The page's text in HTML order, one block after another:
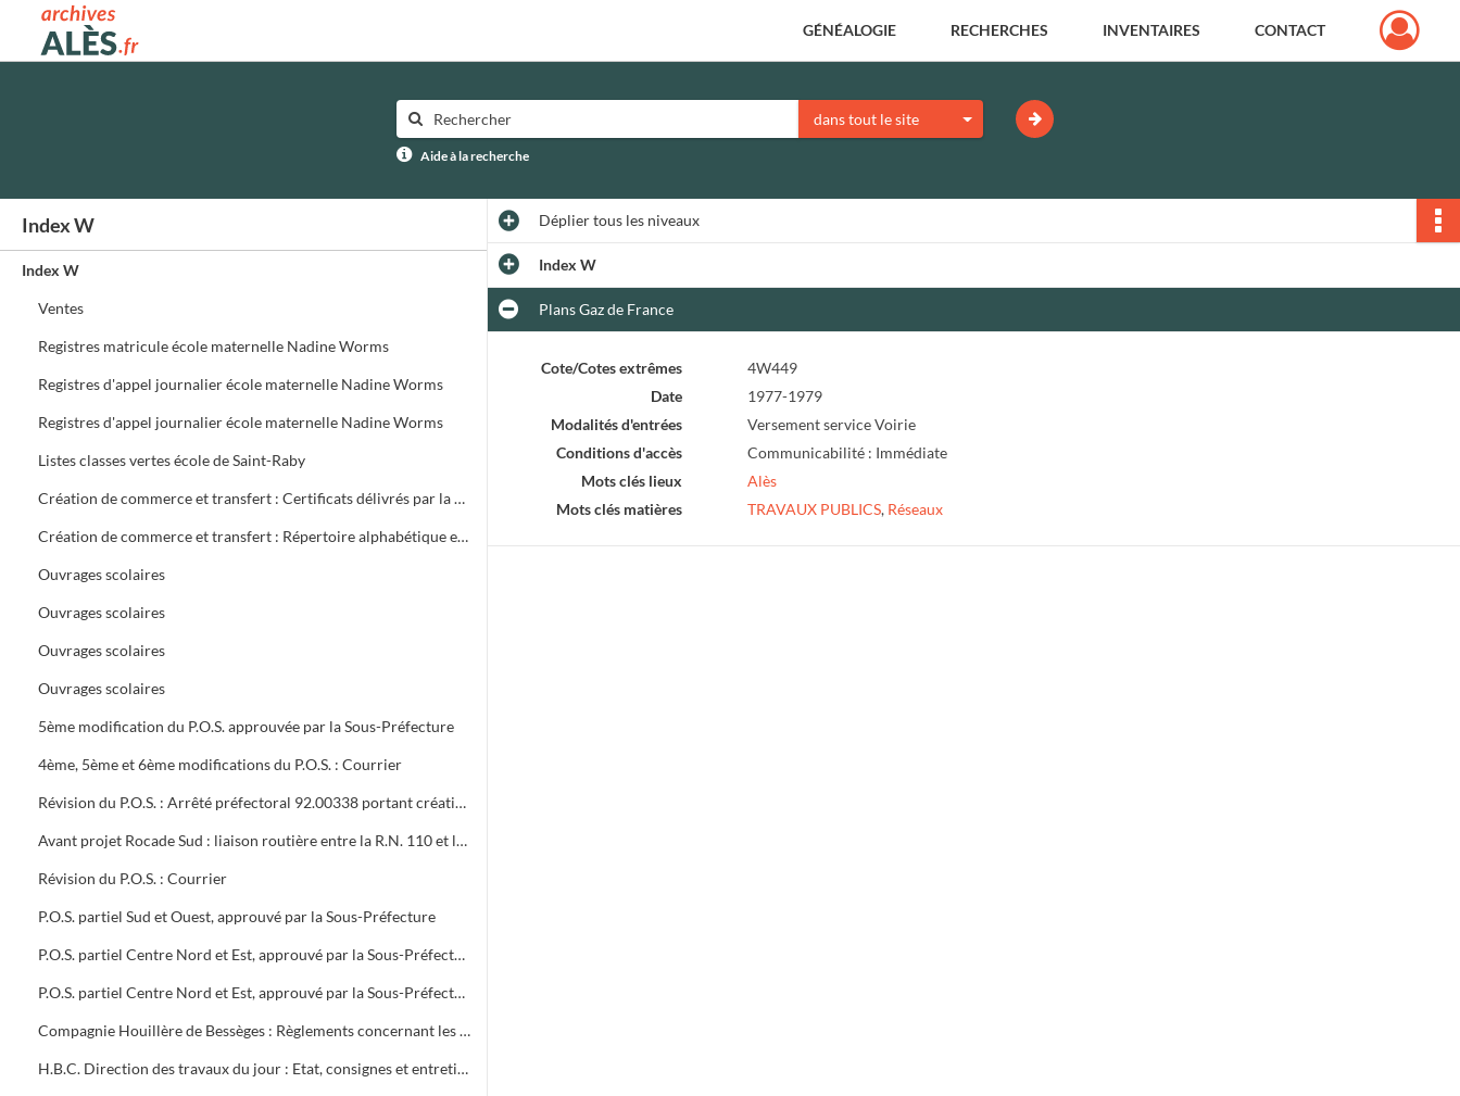
Archives municipales d'Alès GÉNÉALOGIE RECHERCHES INVENTAIRES CONTACT
dans tout le site
Aide à la recherche
Index W
Index W
Ventes
Registres matricule école maternelle Nadine Worms
Registres d'appel journalier école maternelle Nadine Worms
Registres d'appel journalier école maternelle Nadine Worms
Listes classes vertes école de Saint-Raby
Création de commerce et transfert : Certificats délivrés par la mairie
Création de commerce et transfert : Répertoire alphabétique et chronologique
Ouvrages scolaires
Ouvrages scolaires
Ouvrages scolaires
Ouvrages scolaires
5ème modification du P.O.S. approuvée par la Sous-Préfecture
4ème, 5ème et 6ème modifications du P.O.S. : Courrier
Révision du P.O.S. : Arrêté préfectoral 92.00338 portant création d'utilité publique projet à 2x2 voies R.N.106 entre Alès et Boucoiran
Avant projet Rocade Sud : liaison routière entre la R.N. 110 et la R.N. 106
Révision du P.O.S. : Courrier
P.O.S. partiel Sud et Ouest, approuvé par la Sous-Préfecture
P.O.S. partiel Centre Nord et Est, approuvé par la Sous-Préfecture
P.O.S. partiel Centre Nord et Est, approuvé par la Sous-Préfecture
Compagnie Houillère de Bessèges : Règlements concernant les ouvriers
H.B.C. Direction des travaux du jour : Etat, consignes et entretien des machines d'extraction
Dépliertous les niveaux
Index W
Plans Gaz de France
Cote/Cotes extrêmes
4W449
Date
1977-1979
Modalités d'entrées
Versement service Voirie
Conditions d'accès
Communicabilité : Immédiate
Mots clés lieux
Alès
Mots clés matières
TRAVAUX PUBLICS, Réseaux